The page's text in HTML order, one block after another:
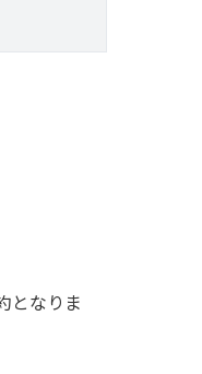
となりま